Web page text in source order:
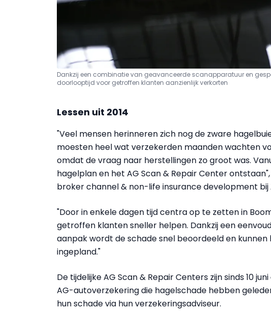
Dankzij een combinatie van geavanceerde scanapparatuur en
doorlooptijd voor getroffen klanten aanzienlijk verkorten
Lessen uit 2014
"Veel mensen herinneren zich nog de zware
moesten heel wat verzekerden maanden wachten
omdat de vraag naar herstellingen zo groot was.
hagelplan en het AG Scan & Repair Center
broker channel & non-life insurance development bij
"Door in enkele dagen tijd centra op te zetten in
getroffen klanten sneller helpen. Dankzij een
aanpak wordt de schade snel beoordeeld en
ingepland."
De tijdelijke AG Scan & Repair Centers zijn sinds 10
AG-autoverzekering die hagelschade hebben
hun schade via hun verzekeringsadviseur.